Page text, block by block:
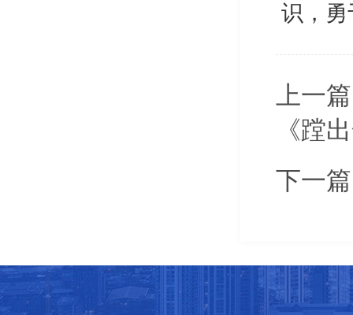
识，
上一
《蹚
下一